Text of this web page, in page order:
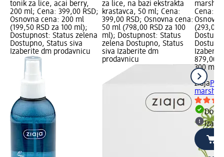
tonik za lice, acai berry,
200 ml; Cena: 399,00 RSD;
Osnovna cena: 200 ml
(199,50 RSD za 100 ml);
Dostupnost: Status zelena
Dostupno, Status siva
Izaberite dm prodavnicu
za lice, na bazi ekstrakta
krastavca, 50 ml; Cena:
399,00 RSD; Osnovna cena:
50 ml (798,00 RSD za 100
ml); Dostupnost: Status
zelena Dostupno, Status
siva Izaberite dm
prodavnicu
Cena:
(293,00
879,00
300 ml
ml)
ziaja